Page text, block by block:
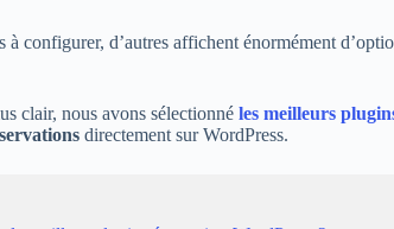
à configurer, d’autres affichent énormément
clair, nous avons sélectionné les meilleurs
directement sur WordPress.